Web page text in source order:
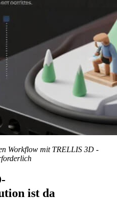
Workflow mit TRELLIS 3D -
ist da